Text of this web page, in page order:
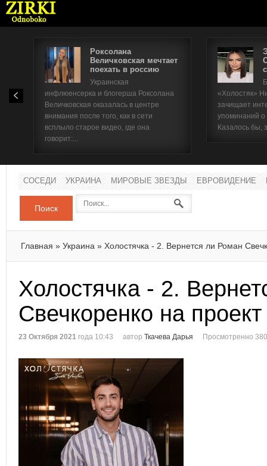
Роксолана
Величковская мечтает
поехать в россию
Украинская
инфлюенсерка и блогерша Роксолана
Величковская оказалась в центре
внимания после того, как в сети
всплыло старое видео, где она
говорит:...
«Холостяк»
зачищает
упоминаний
Казалось бы,
СОСЕДИ УКРАИНА МИРОВЫЕ ЗВЕЗДЫ ЕВРОВИДЕНИЕ
Поиск
Главная » Украина » Холостячка - 2. Вернется ли Роман
Холостячка - 2.
Свечкоренко на проект
23 Октября 2021 года 10:43 автор Ткачева Дарья Просмотренно
Имя